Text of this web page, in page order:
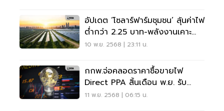
อัปเดต ‘โซลาร์ฟาร์มชุมชน’ ลุ้นค่าไฟ
ต่ำกว่า 2.25 บาท-พลังงานเคาะ
ราคาเข้าร่วม
10 พ.ย. 2568 | 23:11 น.
กกพ.จ่อคลอดราคาซื้อขายไฟ
Direct PPA สิ้นเดือน พ.ย. รับ
Data Center
11 พ.ย. 2568 | 06:15 น.